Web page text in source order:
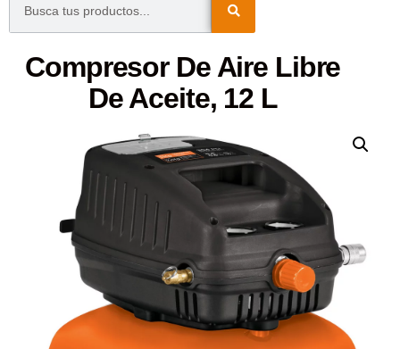
Compresor De Aire Libre
De Aceite, 12 L